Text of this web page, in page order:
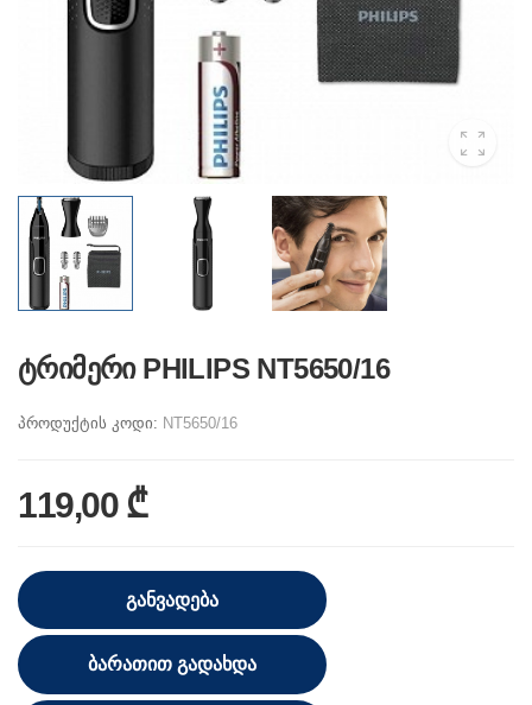
ტრიმერი PHILIPS NT5650/16
პროდუქტის კოდი: NT5650/16
119,00 ₾
ᲒᲐᲜᲕᲐᲓᲔᲑᲐ
ᲑᲐᲠᲐᲗᲘᲗ ᲒᲐᲓᲐᲮᲓᲐ